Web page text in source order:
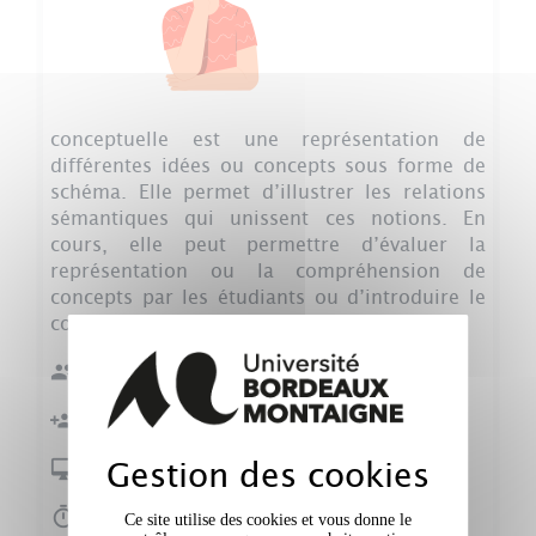
conceptuelle est une représentation de
différentes idées ou concepts sous forme de
schéma. Elle permet d’illustrer les relations
sémantiques qui unissent ces notions. En
cours, elle peut permettre d’évaluer la
représentation ou la compréhension de
concepts par les étudiants ou d’introduire le
contenu d’un chapitre.
Effectif : ≤ 50
Individuel ou en petits groupes
Présentiel ou distanciel
Une séance, plusieurs séances ou en
Gestion des cookies
Ce site utilise des cookies et vous donne le